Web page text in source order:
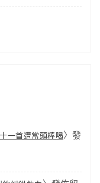
一首遭當頭棒喝〉發